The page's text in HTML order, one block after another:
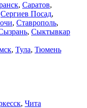
, Саратов,
Сергиев Посад,
, Ставрополь,
, Сыктывкар
, Тула, Тюмень
, Чита